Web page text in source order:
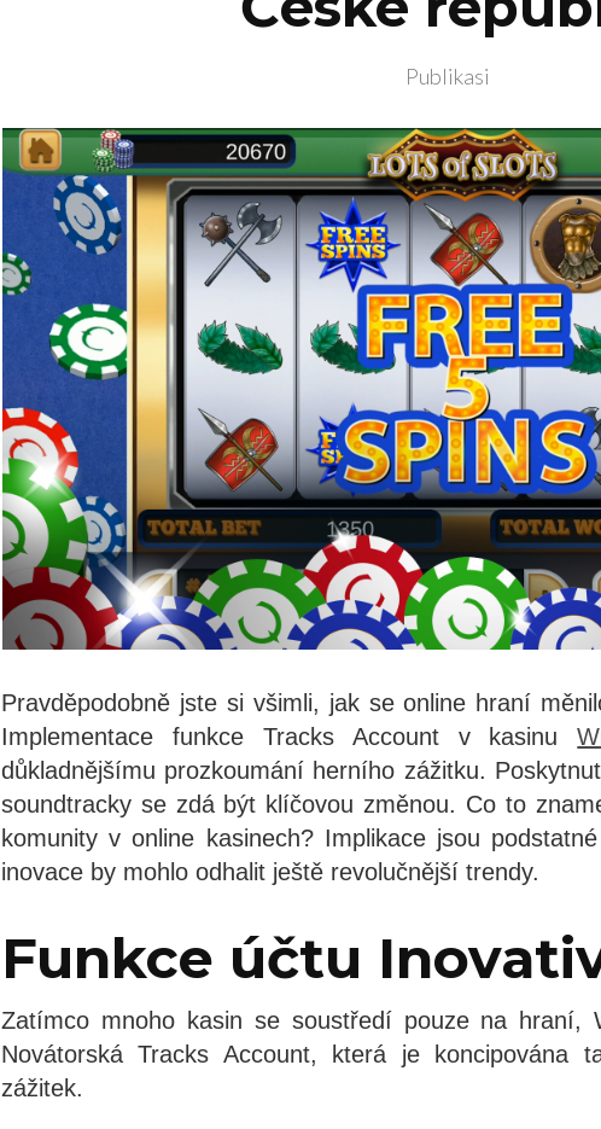
Publikasi
Pravděpodobně jste si všimli, jak se online hraní
Implementace funkce Tracks Account v kasinu
důkladnějšímu prozkoumání herního zážitku.
soundtracky se zdá být klíčovou změnou. Co to
komunity v online kasinech? Implikace jsou
inovace by mohlo odhalit ještě revolučnější trendy.
Funkce účtu
Zatímco mnoho kasin se soustředí pouze na hraní,
Novátorská Tracks Account, která je koncipována
zážitek.